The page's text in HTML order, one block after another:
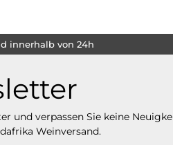
innerhalb von 24h
und verpassen Sie keine
Weinversand.